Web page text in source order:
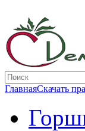
ГлавнаяСкачать